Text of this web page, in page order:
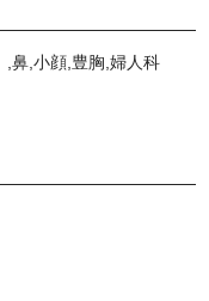
鼻 小顔 豊胸 婦人科